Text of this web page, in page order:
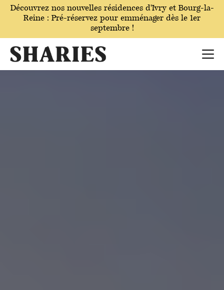
Découvrez nos nouvelles résidences d'Ivryet Bourg-la-
Reine : Pré-réservez pour emménager dès le 1er
septembre !